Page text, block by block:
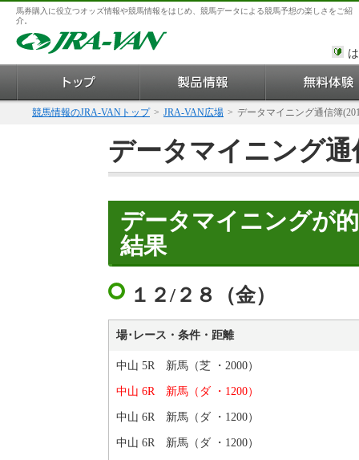
馬券購入に役立つオッズ情報や競馬情報をはじめ、競馬データによる競馬予想の楽しさをご紹
介。
競馬情報のJRA-VANトップ > JRA-VAN広場 > データマイニング通信簿
データマイニング通
データマイニングが
結果
１２/２８（金）
場･レース・条件・距離
中山 5R 新馬（芝 ・2000）
中山 6R 新馬（ダ ・1200）
中山 6R 新馬（ダ ・1200）
中山 6R 新馬（ダ ・1200）